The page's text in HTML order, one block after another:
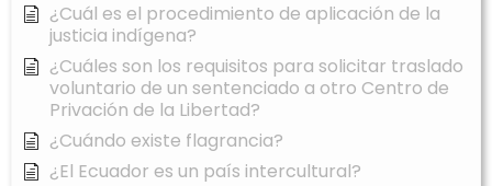
¿Cuál es el procedimiento de aplicación de la
justicia indígena?
¿Cuáles son los requisitos para solicitar traslado
voluntario de un sentenciado a otro Centro de
Privación de la Libertad?
¿Cuándo existe flagrancia?
¿El Ecuador es un país intercultural?